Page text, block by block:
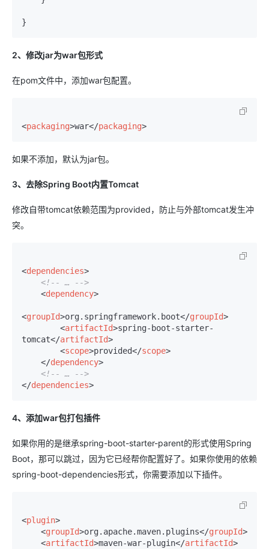
2、修改jar为war包形式
在pom文件中，添加war包配置。
<packaging>war</packaging>
如果不添加，默认为jar包。
3、去除Spring Boot内置Tomcat
修改自带tomcat依赖范围为provided，防止与外部tomcat发生冲
突。
<dependencies>
<!-- … -->
<dependency>
<groupId>org.springframework.boot</groupId>
<artifactId>spring-boot-starter-
tomcat</artifactId>
<scope>provided</scope>
</dependency>
<!-- … -->
</dependencies>
4、添加war包打包插件
如果你用的是继承spring-boot-starter-parent的形式使用Spring
Boot，那可以跳过，因为它已经帮你配置好了。如果你使用的依赖
spring-boot-dependencies形式，你需要添加以下插件。
<plugin>
<groupId>org.apache.maven.plugins</groupId>
<artifactId>maven-war-plugin</artifactId>